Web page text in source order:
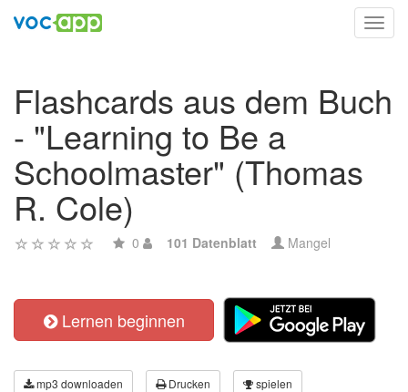
Flashcards aus dem Buch
- "Learning to Be a
Schoolmaster" (Thomas
R. Cole)
0 101 Datenblatt Mangel
Lernen beginnen
mp3 downloaden Drucken spielen